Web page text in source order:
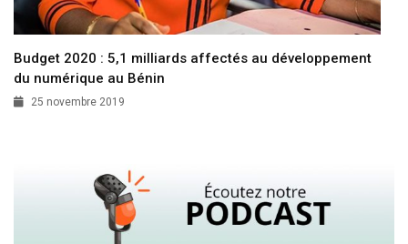
Budget 2020 : 5,1 milliards affectés au développement
du numérique au Bénin
25 novembre 2019